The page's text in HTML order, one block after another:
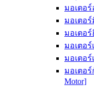
มอเตอ
มอเตอร์
มอเตอร์
มอเตอร์
มอเตอร์
มอเตอร์
Motor]